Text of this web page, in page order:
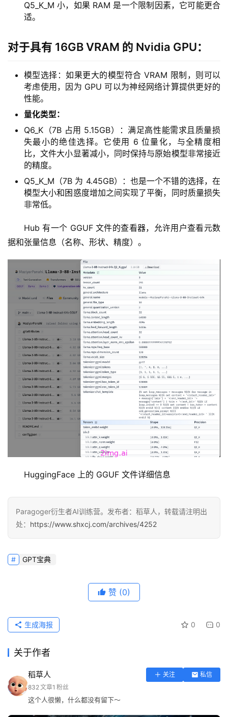
Q5_K_M 小，如果 RAM 是一个限制因素，它可能更合
适。
对于具有 16GB VRAM 的 Nvidia GPU：
模型选择：如果更大的模型符合 VRAM 限制，则可以
考虑使用，因为 GPU 可以为神经网络计算提供更好的
性能。
量化类型：
Q6_K（7B 占用 5.15GB）：满足高性能需求且质量损
失最小的绝佳选择。它使用 6 位量化，与全精度相
比，文件大小显著减小，同时保持与原始模型非常接近
的精度。
Q5_K_M（7B 为 4.45GB）：也是一个不错的选择，在
模型大小和困惑度增加之间实现了平衡，同时质量损失
非常低。
Hub 有一个 GGUF 文件的查看器，允许用户查看元数
据和张量信息（名称、形状、精度）。
HuggingFace 上的 GGUF 文件详细信息
Paragoger衍生者AI训练营。发布者：稻草人，转载请注明出
处： https://www.shxcj.com/archives/4252
GPT宝典
赞 (0)
0 0
生成海报
关于作者
稻草人 关注
私信
832文章1 粉丝
这个人很懒，什么都没有留下～